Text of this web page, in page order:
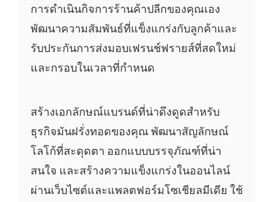
การดำเนินกิจการร้านค้าปลีกของคุณเอง
พัฒนาความสัมพันธ์ที่แข็งแกร่งกับลูกค้าและ
รับประกันการส่งมอบเฟรนช์ฟรายส์ที่สดใหม่
และกรอบในเวลาที่กำหนด
สร้างเอกลักษณ์แบรนด์ที่น่าดึงดูดสำหรับ
ธุรกิจมันฝรั่งทอดของคุณ พัฒนาสัญลักษณ์
โลโก้ที่สะดุดตา ออกแบบบรรจุภัณฑ์ที่น่า
สนใจ และสร้างความแข็งแกร่งในออนไลน์
ผ่านเว็บไซต์และแพลตฟอร์มโซเชียลมีเดีย ใช้